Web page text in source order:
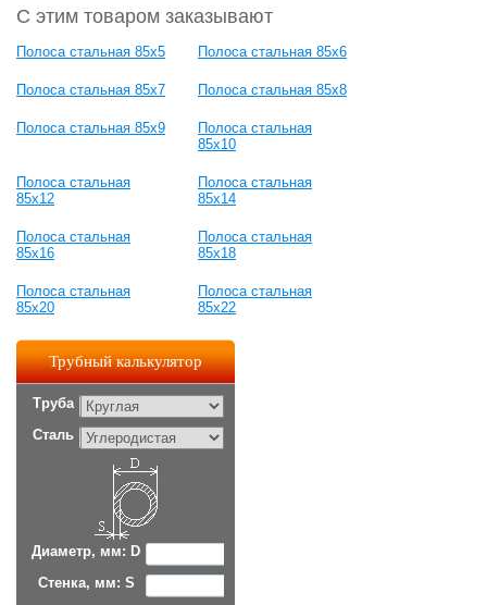
С этим товаром заказывают
Полоса стальная 85x5 Полоса стальная 85x6
Полоса стальная 85x7 Полоса стальная 85x8
Полоса стальная 85x9
Полоса стальная
85x10
Полоса стальная
85x12
Полоса стальная
85x14
Полоса стальная
85x16
Полоса стальная
85x18
Полоса стальная
85x20
Полоса стальная
85x22
Трубный калькулятор
Труба
Сталь
Диаметр, мм: D
Стенка, мм: S